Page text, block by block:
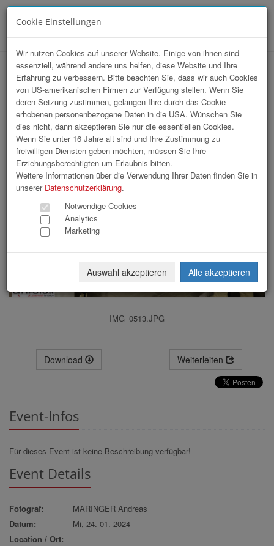
hr-lounge Mitte zu Gast bei BBRZ
GRUPPE
IMG_0513.JPG
Download Weiterleiten
Event-Infos
Für dieses Event ist keine Beschreibung verfügbar!
Event Details
Fotograf:
MARINGER Andreas
Datum:
Mi, 24. 01. 2024
Location / Ort:
Cookie Einstellungen
Wir nutzen Cookies auf unserer Website. Einige von ihnen sind
essenziell, während andere uns helfen, diese Website und Ihre
Erfahrung zu verbessern. Bitte beachten Sie, dass wir auch Cookies
von US-amerikanischen Firmen zur Verfügung stellen. Wenn Sie
deren Setzung zustimmen, gelangen Ihre durch das Cookie
erhobenen personenbezogene Daten in die USA. Wünschen Sie
dies nicht, dann akzeptieren Sie nur die essentiellen Cookies.
Wenn Sie unter 16 Jahre alt sind und Ihre Zustimmung zu
freiwilligen Diensten geben möchten, müssen Sie Ihre
Erziehungsberechtigten um Erlaubnis bitten.
Weitere Informationen über die Verwendung Ihrer Daten finden Sie in
unserer Datenschutzerklärung.
Notwendige Cookies
Analytics
Marketing
Auswahl akzeptieren Alle akzeptieren